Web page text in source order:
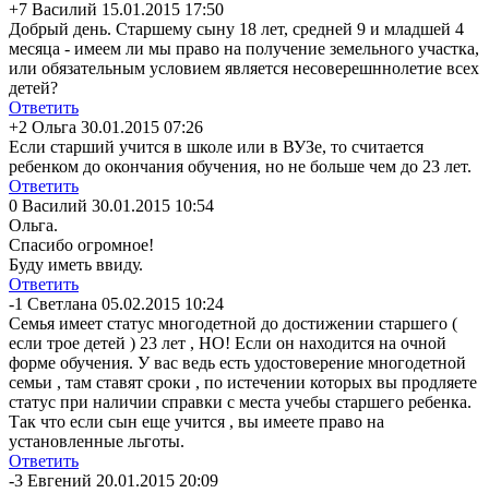
+7 Василий 15.01.2015 17:50
Добрый день. Старшему сыну 18 лет, средней 9 и младшей 4
месяца - имеем ли мы право на получение земельного участка,
или обязательным условием является несоверешннолетие всех
детей?
Ответить
+2 Ольга 30.01.2015 07:26
Если старший учится в школе или в ВУЗе, то считается
ребенком до окончания обучения, но не больше чем до 23 лет.
Ответить
0 Василий 30.01.2015 10:54
Ольга.
Спасибо огромное!
Буду иметь ввиду.
Ответить
-1 Светлана 05.02.2015 10:24
Семья имеет статус многодетной до достижении старшего (
если трое детей ) 23 лет , НО! Если он находится на очной
форме обучения. У вас ведь есть удостоверение многодетной
семьи , там ставят сроки , по истечении которых вы продляете
статус при наличии справки с места учебы старшего ребенка.
Так что если сын еще учится , вы имеете право на
установленные льготы.
Ответить
-3 Евгений 20.01.2015 20:09